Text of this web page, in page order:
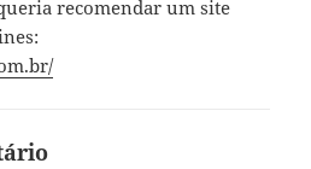
recomendar um site